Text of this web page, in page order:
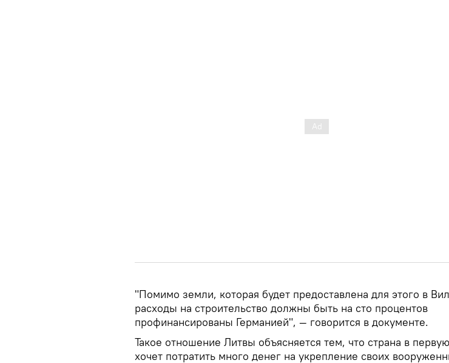
"Помимо земли, которая будет предоставлена для этого в
расходы на строительство должны быть на сто процентов
профинансированы Германией", — говорится в документе.
Такое отношение Литвы объясняется тем, что страна в
хочет потратить много денег на укрепление своих